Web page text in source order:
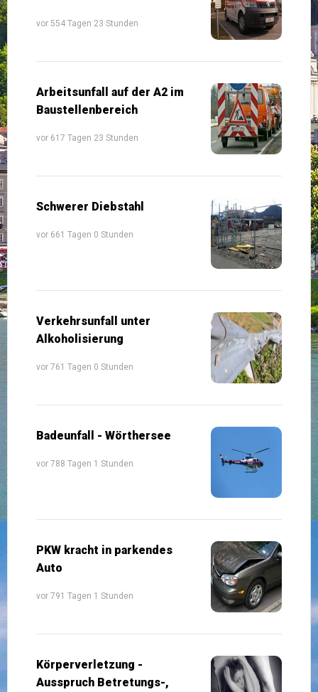
vor 554 Tagen 23 Stunden
Arbeitsunfall auf der A2 im
Baustellenbereich
vor 617 Tagen 23 Stunden
Schwerer Diebstahl
vor 661 Tagen 0 Stunden
Verkehrsunfall unter
Alkoholisierung
vor 761 Tagen 0 Stunden
Badeunfall - Wörthersee
vor 788 Tagen 1 Stunden
PKW kracht in parkendes
Auto
vor 791 Tagen 1 Stunden
Körperverletzung -
Ausspruch Betretungs-,